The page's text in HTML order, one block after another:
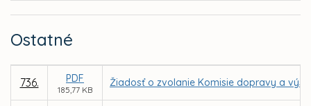
Ostatné
736. PDF
185,77 KB
Žiadosť o zvolanie Komisie dopravy a